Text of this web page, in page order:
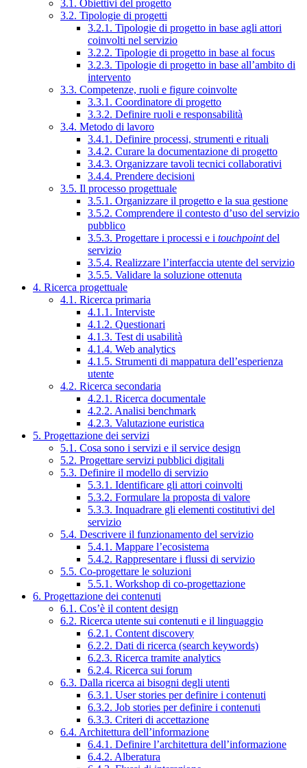
3.1. Obiettivi del progetto
3.2. Tipologie di progetti
3.2.1. Tipologie di progetto in base agli attori
coinvolti nel servizio
3.2.2. Tipologie di progetto in base al focus
3.2.3. Tipologie di progetto in base all’ambito di
intervento
3.3. Competenze, ruoli e figure coinvolte
3.3.1. Coordinatore di progetto
3.3.2. Definire ruoli e responsabilità
3.4. Metodo di lavoro
3.4.1. Definire processi, strumenti e rituali
3.4.2. Curare la documentazione di progetto
3.4.3. Organizzare tavoli tecnici collaborativi
3.4.4. Prendere decisioni
3.5. Il processo progettuale
3.5.1. Organizzare il progetto e la sua gestione
3.5.2. Comprendere il contesto d’uso del servizio
pubblico
3.5.3. Progettare i processi e i touchpointdel
servizio
3.5.4. Realizzare l’interfaccia utente del servizio
3.5.5. Validare la soluzione ottenuta
4. Ricerca progettuale
4.1. Ricerca primaria
4.1.1. Interviste
4.1.2. Questionari
4.1.3. Test di usabilità
4.1.4. Web analytics
4.1.5. Strumenti di mappatura dell’esperienza
utente
4.2. Ricerca secondaria
4.2.1. Ricerca documentale
4.2.2. Analisi benchmark
4.2.3. Valutazione euristica
5. Progettazione dei servizi
5.1. Cosa sono i servizi e il service design
5.2. Progettare servizi pubblici digitali
5.3. Definire il modello di servizio
5.3.1. Identificare gli attori coinvolti
5.3.2. Formulare la proposta di valore
5.3.3. Inquadrare gli elementi costitutivi del
servizio
5.4. Descrivere il funzionamento del servizio
5.4.1. Mappare l’ecosistema
5.4.2. Rappresentare i flussi di servizio
5.5. Co-progettare le soluzioni
5.5.1. Workshop di co-progettazione
6. Progettazione dei contenuti
6.1. Cos’è il content design
6.2. Ricerca utente sui contenuti e il linguaggio
6.2.1. Content discovery
6.2.2. Dati di ricerca (search keywords)
6.2.3. Ricerca tramite analytics
6.2.4. Ricerca sui forum
6.3. Dalla ricerca ai bisogni degli utenti
6.3.1. User stories per definire i contenuti
6.3.2. Job stories per definire i contenuti
6.3.3. Criteri di accettazione
6.4. Architettura dell’informazione
6.4.1. Definire l’architettura dell’informazione
6.4.2. Alberatura